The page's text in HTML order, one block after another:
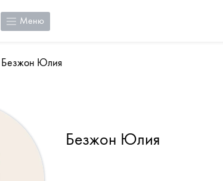
Меню
Безжон Юлия
Безжон Юлия